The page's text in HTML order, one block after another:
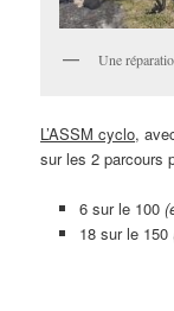
Une
L’ASSM cyclo,
sur les 2 parcours
6 sur le 100
18 sur le 150